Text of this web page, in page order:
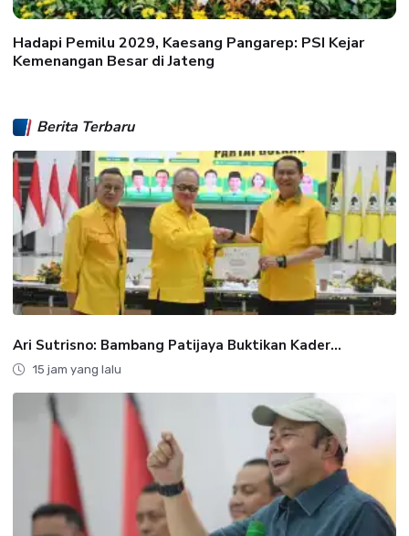
Hadapi Pemilu 2029, Kaesang Pangarep: PSI Kejar
Kemenangan Besar di Jateng
Berita Terbaru
Ari Sutrisno: Bambang Patijaya Buktikan Kader...
15 jam yang lalu